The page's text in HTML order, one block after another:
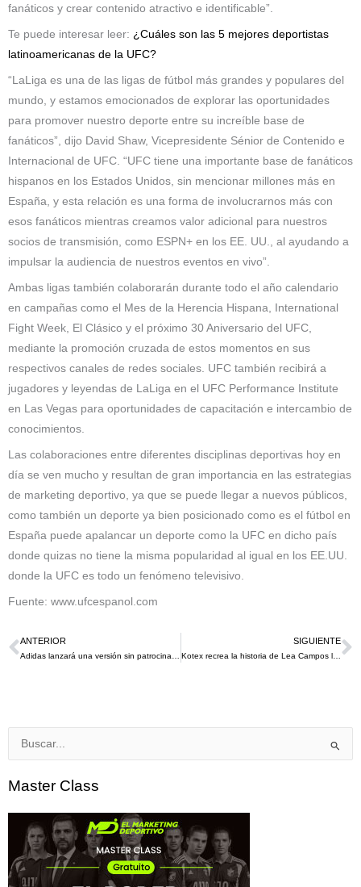
fanáticos y crear contenido atractivo e identificable”.
Te puede interesar leer: ¿Cuáles son las 5 mejores deportistas
latinoamericanas de la UFC?
“LaLiga es una de las ligas de fútbol más grandes y populares del
mundo, y estamos emocionados de explorar las oportunidades
para promover nuestro deporte entre su increíble base de
fanáticos”, dijo David Shaw, Vicepresidente Sénior de Contenido e
Internacional de UFC. “UFC tiene una importante base de fanáticos
hispanos en los Estados Unidos, sin mencionar millones más en
España, y esta relación es una forma de involucrarnos más con
esos fanáticos mientras creamos valor adicional para nuestros
socios de transmisión, como ESPN+ en los EE. UU., al ayudando a
impulsar la audiencia de nuestros eventos en vivo”.
Ambas ligas también colaborarán durante todo el año calendario
en campañas como el Mes de la Herencia Hispana, International
Fight Week, El Clásico y el próximo 30 Aniversario del UFC,
mediante la promoción cruzada de estos momentos en sus
respectivos canales de redes sociales. UFC también recibirá a
jugadores y leyendas de LaLiga en el UFC Performance Institute
en Las Vegas para oportunidades de capacitación e intercambio de
conocimientos.
Las colaboraciones entre diferentes disciplinas deportivas hoy en
día se ven mucho y resultan de gran importancia en las estrategias
de marketing deportivo, ya que se puede llegar a nuevos públicos,
como también un deporte ya bien posicionado como es el fútbol en
España puede apalancar un deporte como la UFC en dicho país
donde quizas no tiene la misma popularidad al igual en los EE.UU.
donde la UFC es todo un fenómeno televisivo.
Fuente: www.ufcespanol.com
Ant
ANTERIOR
Adidas lanzará una versión sin patrocinadores de los terceros kits en la temporada 23-24
SIGUIENTE
Kotex recrea la historia de Lea Campos la 1ra. mujer árbitro de fútbol
Buscar
Master Class